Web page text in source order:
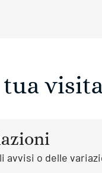
tua visita
avvisi o delle